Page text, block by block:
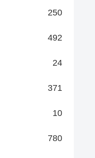
250
492
24
371
10
780